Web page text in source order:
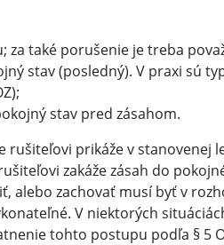
také porušenie je treba
stav (posledný). V praxi sú
stav pred zásahom.
rušiteľovi prikáže v stanovenej
zakáže zásah do
alebo zachovať musí byť v
V niektorých
tohto postupu podľa § 5